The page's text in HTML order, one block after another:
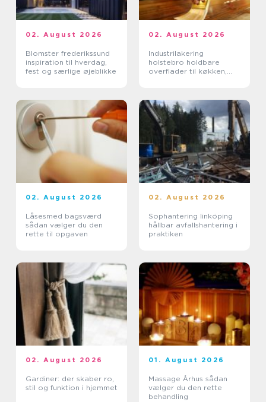
02. August 2026
Blomster frederikssund
inspiration til hverdag,
fest og særlige øjeblikke
02. August 2026
Industrilakering
holstebro holdbare
overflader til køkken,
02. August 2026
Låsesmed bagsværd
sådan vælger du den
rette til opgaven
02. August 2026
Sophantering linköping
hållbar avfallshantering i
praktiken
02. August 2026
Gardiner: der skaber ro,
stil og funktion i hjemmet
01. August 2026
Massage Århus sådan
vælger du den rette
behandling